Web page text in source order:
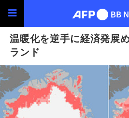
温暖化を逆手に経済発展
ランド